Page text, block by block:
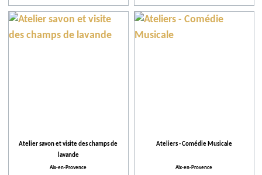
Atelier savon et visite des champs de
lavande
Aix-en-Provence
Ateliers - Comédie Musicale
Aix-en-Provence